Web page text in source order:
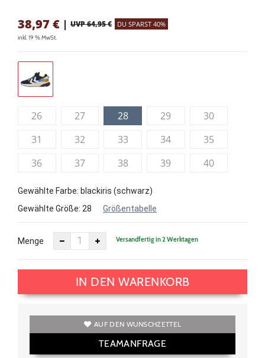
38,97 € | UVP 64,95 € DU SPARST 40%
inkl. 19 % MwSt.
26 27 28 29
30
31
32 33 34
35
36
37 38 39 40
Gewählte Farbe: blackiris (schwarz)
Gewählte Größe: 28 Größentabelle
Menge Versandfertig in 2 Werktagen
IN DEN WARENKORB
AUF DEN WUNSCHZETTEL
TEAMANFRAGE